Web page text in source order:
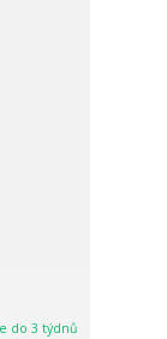
do 3 týdnů